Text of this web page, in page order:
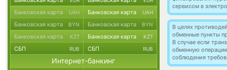
сервисом в
В целях
обменные пункты
В случае если
обменную
соблюдения
Банковская карта UAH Банковская карта UAH
Банковская карта BYN Банковская карта BYN
Банковская карта KZT Банковская карта KZT
СБП RUB СБП RUB
Интернет-банкинг